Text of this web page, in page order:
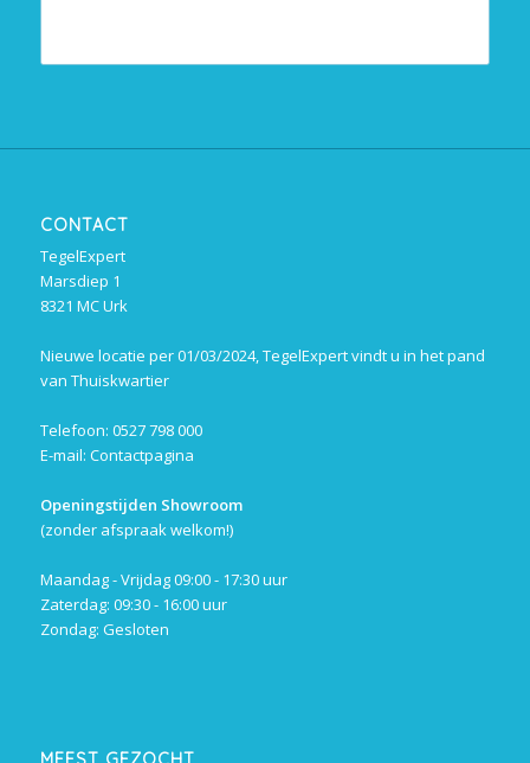
CONTACT
TegelExpert
Marsdiep 1
8321 MC Urk
Nieuwe locatie per 01/03/2024, TegelExpert vindt u in het pand
van Thuiskwartier
Telefoon: 0527 798 000
E-mail: Contactpagina
Openingstijden Showroom
(zonder afspraak welkom!)
Maandag - Vrijdag 09:00 - 17:30 uur
Zaterdag: 09:30 - 16:00 uur
Zondag: Gesloten